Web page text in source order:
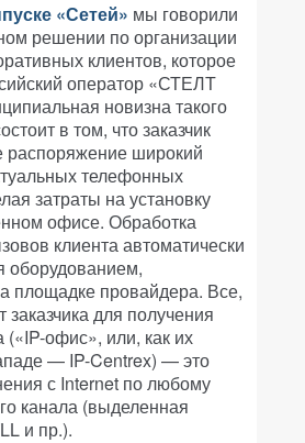
«Сетей» мы говорили
решении по организации
клиентов, которое
оператор «СТЕЛТ
новизна такого
в том, что заказчик
распоряжение широкий
телефонных
затраты на установку
офисе. Обработка
клиента автоматически
оборудованием,
площадке провайдера. Все,
заказчика для получения
(«IP-офис», или, как их
— IP-Centrex) — это
с Internet по любому
канала (выделенная
и пр.).